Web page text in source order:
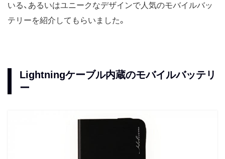
いる、あるいはユニークなデザインで人気のモバイルバッ
テリーを紹介してもらいました。
Lightningケーブル内蔵のモバイルバッテリ
ー